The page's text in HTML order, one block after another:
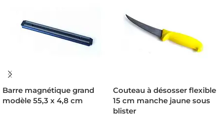
Barre magnétique grand
modèle 55,3 x 4,8 cm
Couteau à désosser flexible
15 cm manche jaune sous
blister